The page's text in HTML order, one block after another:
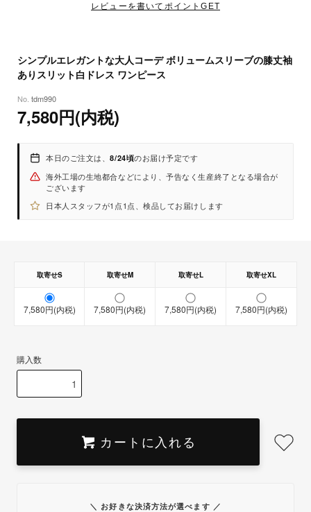
- ポリエステル
【サイズ】
（ 着丈 / 肩幅 / バスト / ウエスト / ヒップ / 袖丈 ）
-S：約108cm / 約30cm / 約80cm / 約66cm / 約90cm / 約24cm
-M：約109cm / 約31cm / 約84cm / 約70cm / 約94cm / 約25cm
-L：約110cm / 約32cm / 約88cm / 約74cm / 約98cm / 約26cm
-XL：約111cm / 約33cm / 約92cm / 約78cm / 約102cm / 約27cm
※メーカー記載のサイズを表示しています。
レビューを書いてポイントGET
シンプルエレガントな大人コーデ ボリュームスリーブの膝丈袖
ありスリット白ドレス ワンピース
tdm990
7,580円(内税)
本日のご注文は、8/24頃のお届け予定です
海外工場の生地都合などにより、予告なく生産終了となる場合が
ございます
日本人スタッフが1点1点、検品してお届けします
取寄せS 取寄せM 取寄せL 取寄せXL
7,580円(内税) 7,580円(内税) 7,580円(内税) 7,580円(内税)
購入数
カートに入れる
＼ お好きな決済方法が選べます ／